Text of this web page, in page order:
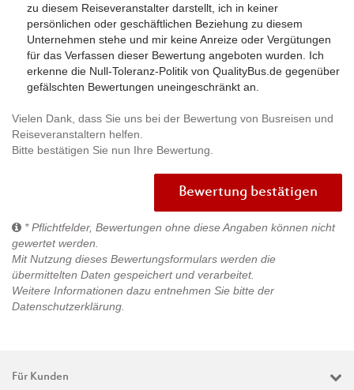
zu diesem Reiseveranstalter darstellt, ich in keiner
persönlichen oder geschäftlichen Beziehung zu diesem
Unternehmen stehe und mir keine Anreize oder Vergütungen
für das Verfassen dieser Bewertung angeboten wurden. Ich
erkenne die Null-Toleranz-Politik von QualityBus.de gegenüber
gefälschten Bewertungen uneingeschränkt an.
Vielen Dank, dass Sie uns bei der Bewertung von Busreisen und
Reiseveranstaltern helfen.
Bitte bestätigen Sie nun Ihre Bewertung.
Bewertung bestätigen
* Pflichtfelder, Bewertungen ohne diese Angaben können nicht
gewertet werden.
Mit Nutzung dieses Bewertungsformulars werden die
übermittelten Daten gespeichert und verarbeitet.
Weitere Informationen dazu entnehmen Sie bitte der
Datenschutzerklärung
Für Kunden